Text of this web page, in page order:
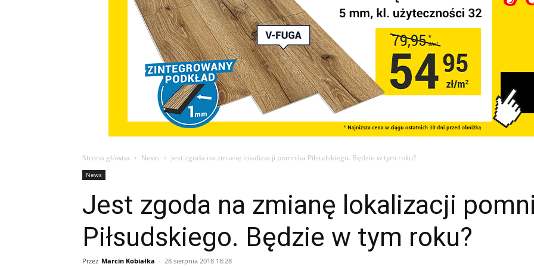
Strona główna News Jest zgoda na zmianę lokalizacji pomnika Piłsudskiego. Będzie w tym roku?
News
Jest zgoda na zmianę lokalizacji
Piłsudskiego. Będzie w tym roku?
Przez Marcin Kobiałka - 28 sierpnia 2018 18:28